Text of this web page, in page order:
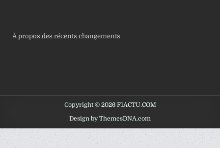
À propos des récents changements
Copyright © 2026 F1ACTU.COM
Design by ThemesDNA.com